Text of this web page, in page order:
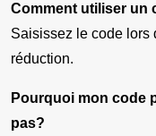
Comment utiliser un
Saisissez le code lors
réduction.
Pourquoi mon code
pas?